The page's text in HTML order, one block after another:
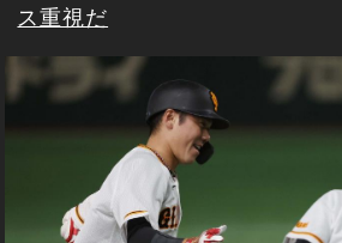
ス重視だ